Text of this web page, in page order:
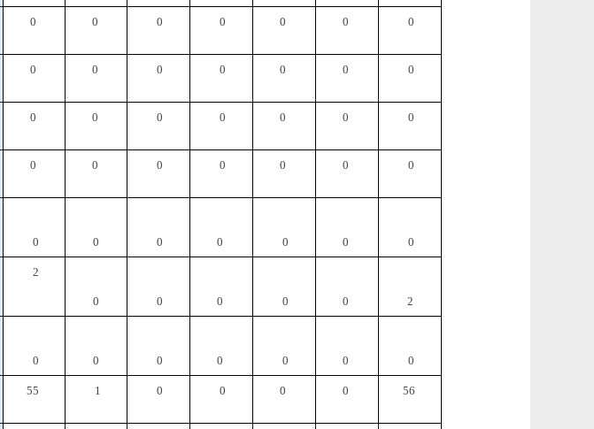
0 0 0 0 0 0 0
0 0 0 0 0 0 0
0 0 0 0 0 0 0
0 0 0 0 0 0 0
0 0 0 0 0 0 0
2
0 0 0 0 0 2
0 0 0 0 0 0 0
55 1 0 0 0 0 56